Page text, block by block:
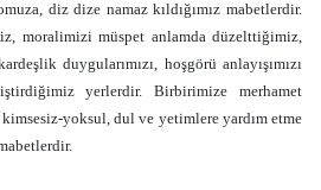
diz dize namaz kıldığımız mabetlerdir.
moralimizi müspet anlamda düzelttiğimiz,
duygularımızı, hoşgörü anlayışımızı
yerlerdir. Birbirimize merhamet
kimsesiz-yoksul, dul ve yetimlere yardım etme